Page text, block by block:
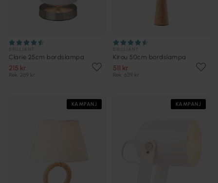
Clarie 25cm bordslampa
215 kr
Rek. 269 kr
Kirou 50cm bordslampa
511 kr
Rek. 639 kr
KAMPANJ KAMPANJ